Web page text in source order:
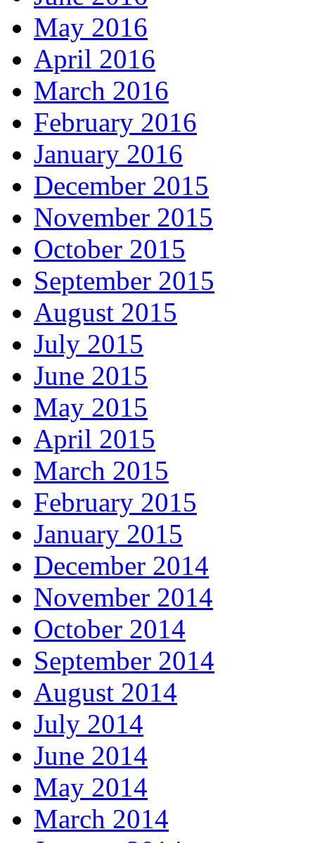
May 2016
April 2016
March 2016
February 2016
January 2016
December 2015
November 2015
October 2015
September 2015
August 2015
July 2015
June 2015
May 2015
April 2015
March 2015
February 2015
January 2015
December 2014
November 2014
October 2014
September 2014
August 2014
July 2014
June 2014
May 2014
March 2014